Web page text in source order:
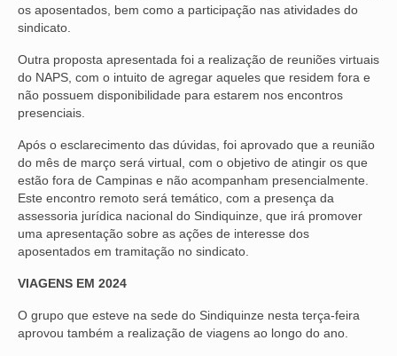
JURÍDICO
NÚCLEOS
APOSENTADOS
ANALISTAS JUDICIÁRIOS
ACESSIBILIDADE E INCLUSÃO
LGBTQIA+
MULHERES
OFICIAIS DE JUSTIÇA
os aposentados, bem como a participação nas atividades do
sindicato.
Outra proposta apresentada foi a realização de reuniões virtuais
do NAPS, com o intuito de agregar aqueles que residem fora e
não possuem disponibilidade para estarem nos encontros
presenciais.
Após o esclarecimento das dúvidas, foi aprovado que a reunião
do mês de março será virtual, com o objetivo de atingir os que
estão fora de Campinas e não acompanham presencialmente.
Este encontro remoto será temático, com a presença da
assessoria jurídica nacional do Sindiquinze, que irá promover
uma apresentação sobre as ações de interesse dos
aposentados em tramitação no sindicato.
VIAGENS EM 2024
O grupo que esteve na sede do Sindiquinze nesta terça-feira
aprovou também a realização de viagens ao longo do ano.